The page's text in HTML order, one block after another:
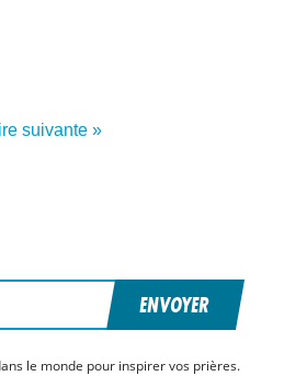
suivante »
ENVOYER
le monde pour inspirer vos prières.